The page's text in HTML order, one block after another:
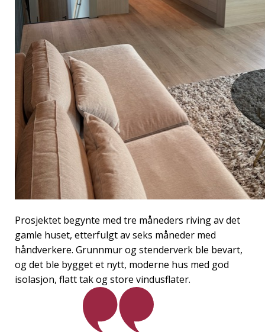
Prosjektet begynte med tre måneders riving av det
gamle huset, etterfulgt av seks måneder med
håndverkere. Grunnmur og stenderverk ble bevart,
og det ble bygget et nytt, moderne hus med god
isolasjon, flatt tak og store vindusflater.